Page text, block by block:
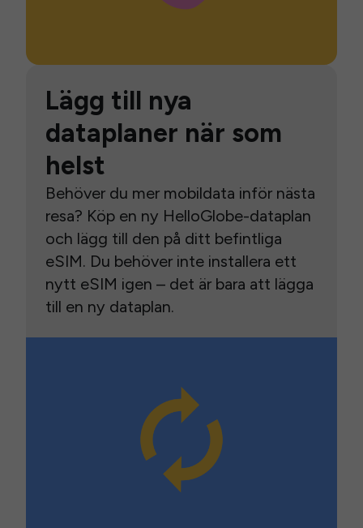
Lägg till nya
dataplaner när som
helst
Behöver du mer mobildata inför nästa
resa? Köp en ny HelloGlobe-dataplan
och lägg till den på ditt befintliga
eSIM. Du behöver inte installera ett
nytt eSIM igen – det är bara att lägga
till en ny dataplan.